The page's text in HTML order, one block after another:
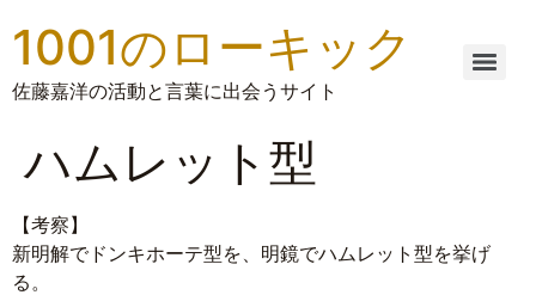
1001のローキック
佐藤嘉洋の活動と言葉に出会うサイト
ハムレット型
【考察】
新明解でドンキホーテ型を、明鏡でハムレット型を挙げ
る。